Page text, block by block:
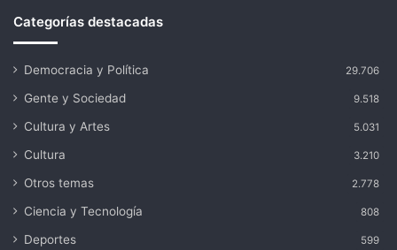
Categorías destacadas
Democracia y Política 29.706
Gente y Sociedad 9.518
Cultura y Artes 5.031
Cultura 3.210
Otros temas 2.778
Ciencia y Tecnología 808
Deportes 599